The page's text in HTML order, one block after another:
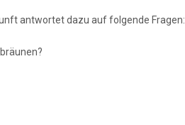
antwortet dazu auf folgende Fragen: